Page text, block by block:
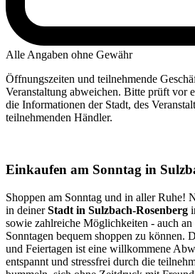
Alle Angaben ohne Gewähr
Öffnungszeiten und teilnehmende
Veranstaltung abweichen. Bitte prüft vor
die Informationen der Stadt, des
teilnehmenden Händler.
Einkaufen am Sonntag in
Shoppen am Sonntag und in aller Ruhe!
in deinerStadt in Sulzbach-Rosenberg
sowie zahlreiche Möglichkeiten - auch
Sonntagen bequem shoppen zu können.
und Feiertagen ist eine willkommene
entspannt und stressfrei durch die